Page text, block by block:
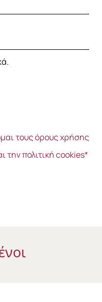
τους όρους χρήσης
την πολιτική cookies*